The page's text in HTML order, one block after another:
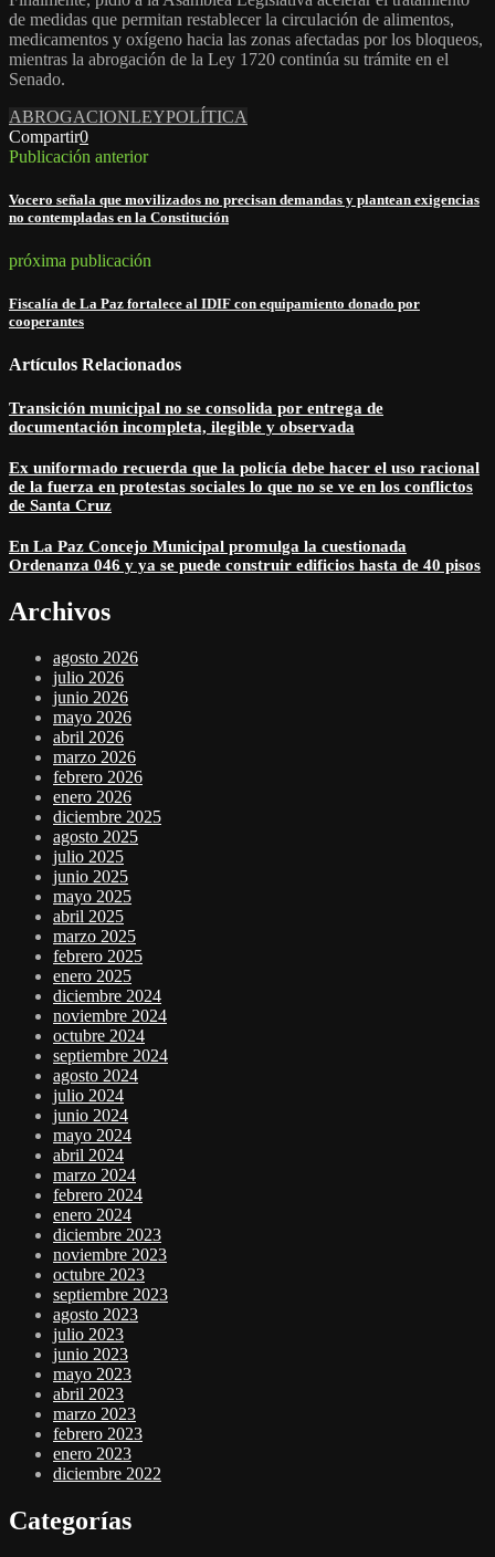
de medidas que permitan restablecer la circulación de alimentos,
medicamentos y oxígeno hacia las zonas afectadas por los bloqueos,
mientras la abrogación de la Ley 1720 continúa su trámite en el
Senado.
ABROGACIONLEYPOLÍTICA
Compartir0
Publicación anterior
Vocero señala que movilizados no precisan demandas y plantean exigencias
no contempladas en la Constitución
próxima publicación
Fiscalía de La Paz fortalece al IDIF con equipamiento donado por
cooperantes
Artículos Relacionados
Transición municipal no se consolida por entrega de
documentación incompleta, ilegible y observada
Ex uniformado recuerda que la policía debe hacer el uso racional
de la fuerza en protestas sociales lo que no se ve en los conflictos
de Santa Cruz
En La Paz Concejo Municipal promulga la cuestionada
Ordenanza 046 y ya se puede construir edificios hasta de 40 pisos
Archivos
agosto 2026
julio 2026
junio 2026
mayo 2026
abril 2026
marzo 2026
febrero 2026
enero 2026
diciembre 2025
agosto 2025
julio 2025
junio 2025
mayo 2025
abril 2025
marzo 2025
febrero 2025
enero 2025
diciembre 2024
noviembre 2024
octubre 2024
septiembre 2024
agosto 2024
julio 2024
junio 2024
mayo 2024
abril 2024
marzo 2024
febrero 2024
enero 2024
diciembre 2023
noviembre 2023
octubre 2023
septiembre 2023
agosto 2023
julio 2023
junio 2023
mayo 2023
abril 2023
marzo 2023
febrero 2023
enero 2023
diciembre 2022
Categorías